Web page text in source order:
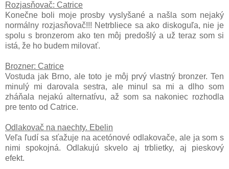
Rozjasňovač: Catrice
Konečne boli moje prosby vyslyšané a našla som nejaký
normálny rozjasňovač!!! Netrbliece sa ako diskoguľa, nie je
spolu s bronzerom ako ten môj predošlý a už teraz som si
istá, že ho budem milovať.
Brozner: Catrice
Vostuda jak Brno, ale toto je môj prvý vlastný bronzer. Ten
minulý mi darovala sestra, ale minul sa mi a dlho som
zháňala nejakú alternatívu, až som sa nakoniec rozhodla
pre tento od Catrice.
Odlakovač na naechty. Ebelin
Veľa ľudí sa sťažuje na acetónové odlakovače, ale ja som s
nimi spokojná. Odlakujú skvelo aj trblietky, aj pieskový
efekt.